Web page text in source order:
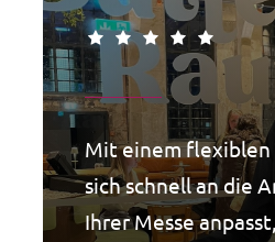
Mit einem flexiblen
sich schnell an die
Ihrer Messe anpasst,